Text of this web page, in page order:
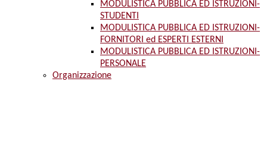
MODULISTICA PUBBLICA ED ISTRUZIONI-
STUDENTI
MODULISTICA PUBBLICA ED ISTRUZIONI-
FORNITORI ed ESPERTI ESTERNI
MODULISTICA PUBBLICA ED ISTRUZIONI-
PERSONALE
Organizzazione